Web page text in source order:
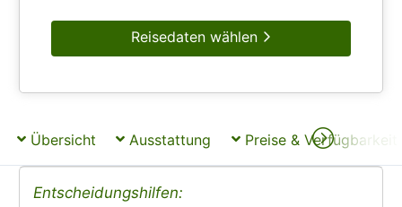
Reisedaten wählen
Übersicht Ausstattung Preise & Verfügbarkeit
Entscheidungshilfen: